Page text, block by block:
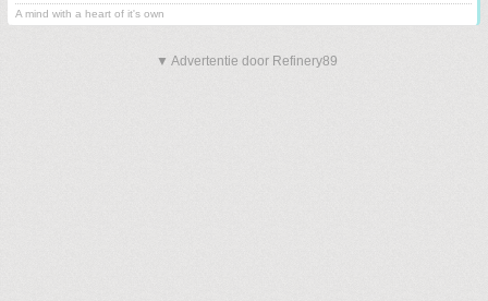
A mind with a heart of it's own
▼ Advertentie door Refinery89